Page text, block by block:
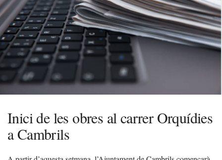
Inici de les obres al carrer Orquídies
a Cambrils